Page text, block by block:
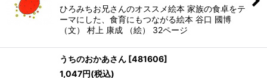
ひろみちお兄さんのオススメ絵本 家族の食卓をテ
ーマにした、食育にもつながる絵本 谷口 國博
（文） 村上 康成 （絵） 32ページ
うちのおかあさん [481606]
1,047円(税込)